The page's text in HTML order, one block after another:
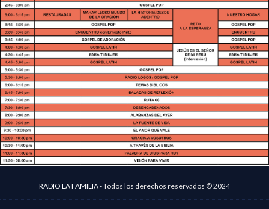
RADIO LA FAMILIA -Todos los derechos reservados © 2024